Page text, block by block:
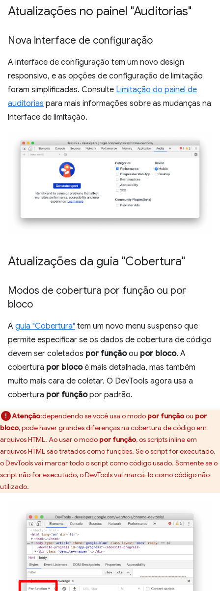
Atualizações no painel "Auditorias"
Nova interface de configuração
A interface de configuração tem um novo design
responsivo, e as opções de configuração de limitação
foram simplificadas. Consulte Limitação do painel de
auditorias para mais informações sobre as mudanças na
interface de limitação.
Atualizações da guia "Cobertura"
Modos de cobertura por função ou por
bloco
A guia "Cobertura" tem um novo menu suspenso que
permite especificar se os dados de cobertura de código
devem ser coletados por funçãoou por bloco. A
cobertura por blocoé mais detalhada, mas também
muito mais cara de coletar. O DevTools agora usa a
cobertura por funçãopor padrão.
Atenção:dependendo se você usa o modo por funçãoou por
bloco, pode haver grandes diferenças na cobertura de código em
arquivos HTML. Ao usar o modo por função, os scripts inline em
arquivos HTML são tratados como funções. Se o script for executado,
o DevTools vai marcar todo o script como código usado. Somente se o
script não for executado, o DevTools vai marcá-lo como código não
utilizado.